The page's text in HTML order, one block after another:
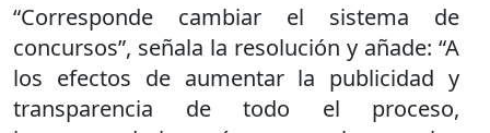
“Corresponde cambiar el sistema de
concursos”, señala la resolución y añade: “A
los efectos de aumentar la publicidad y
transparencia de todo el proceso,